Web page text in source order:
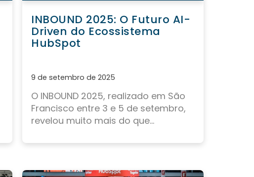
INBOUND 2025: O Futuro AI-
Driven do Ecossistema
HubSpot
9 de setembro de 2025
O INBOUND 2025, realizado em São
Francisco entre 3 e 5 de setembro,
revelou muito mais do que...